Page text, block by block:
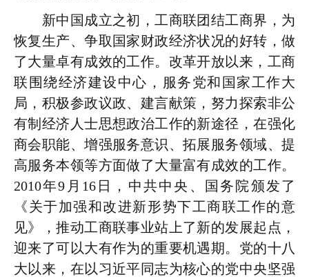
新中国成立之初，工商联团结工商界，为
恢复生产、争取国家财政经济状况的好转，做
了大量卓有成效的工作。改革开放以来，工商
联围绕经济建设中心，服务党和国家工作大
局，积极参政议政、建言献策，努力探索非公
有制经济人士思想政治工作的新途径，在强化
商会职能、增强服务意识、拓展服务领域、提
高服务本领等方面做了大量富有成效的工作。
2010年9月16日，中共中央、国务院颁发了
《关于加强和改进新形势下工商联工作的意
见》，推动工商联事业站上了新的发展起点，
迎来了可以大有作为的重要机遇期。党的十八
大以来，在以习近平同志为核心的党中央坚强